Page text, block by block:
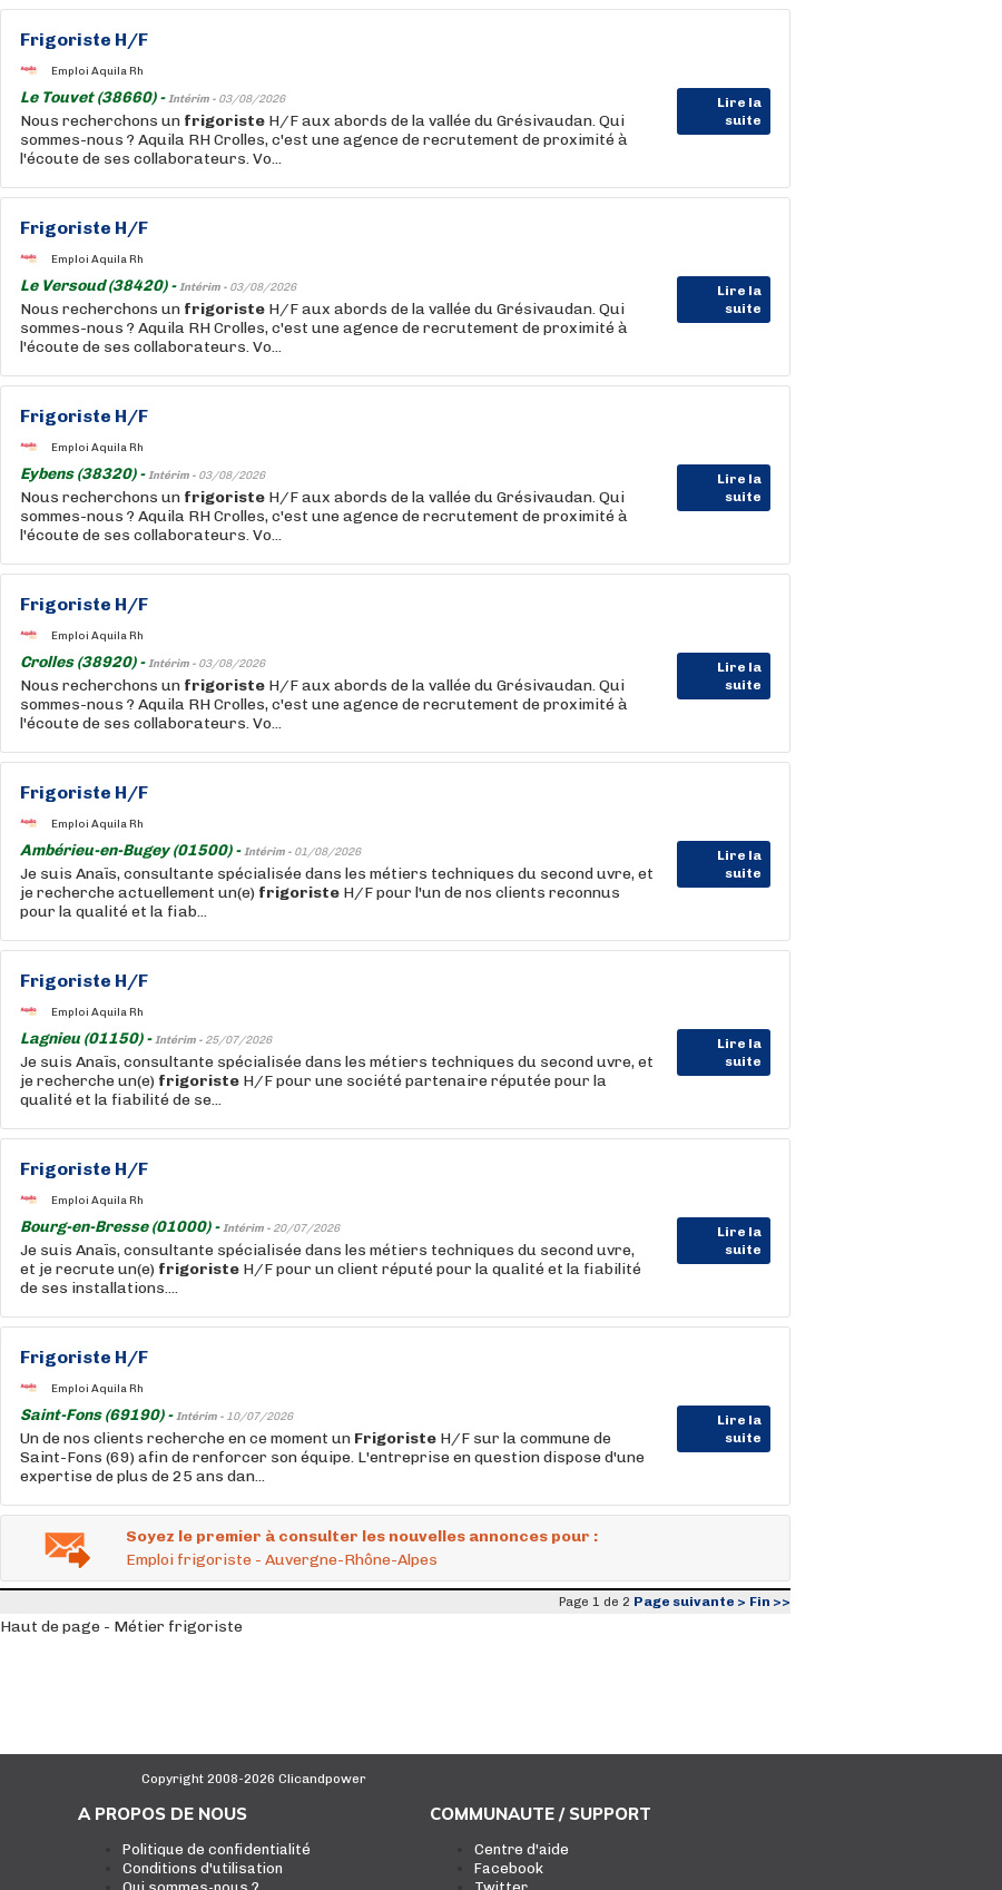
Frigoriste H/F
Emploi Aquila Rh
Le Touvet (38660) -Intérim - 03/08/2026
Lire la
suite
Nous recherchons un frigoriste H/F aux abords de la vallée du Grésivaudan. Qui
sommes-nous ? Aquila RH Crolles, c'est une agence de recrutement de proximité à
l'écoute de ses collaborateurs. Vo...
Frigoriste H/F
Emploi Aquila Rh
Le Versoud (38420) -Intérim - 03/08/2026
Lire la
suite
Nous recherchons un frigoriste H/F aux abords de la vallée du Grésivaudan. Qui
sommes-nous ? Aquila RH Crolles, c'est une agence de recrutement de proximité à
l'écoute de ses collaborateurs. Vo...
Frigoriste H/F
Emploi Aquila Rh
Eybens (38320) -Intérim - 03/08/2026
Lire la
suite
Nous recherchons un frigoriste H/F aux abords de la vallée du Grésivaudan. Qui
sommes-nous ? Aquila RH Crolles, c'est une agence de recrutement de proximité à
l'écoute de ses collaborateurs. Vo...
Frigoriste H/F
Emploi Aquila Rh
Crolles (38920) -Intérim - 03/08/2026
Lire la
suite
Nous recherchons un frigoriste H/F aux abords de la vallée du Grésivaudan. Qui
sommes-nous ? Aquila RH Crolles, c'est une agence de recrutement de proximité à
l'écoute de ses collaborateurs. Vo...
Frigoriste H/F
Emploi Aquila Rh
Ambérieu-en-Bugey (01500) -Intérim - 01/08/2026
Lire la
suite
Je suis Anaïs, consultante spécialisée dans les métiers techniques du second uvre, et
je recherche actuellement un(e) frigoriste H/F pour l'un de nos clients reconnus
pour la qualité et la fiab...
Frigoriste H/F
Emploi Aquila Rh
Lagnieu (01150) -Intérim - 25/07/2026
Lire la
suite
Je suis Anaïs, consultante spécialisée dans les métiers techniques du second uvre, et
je recherche un(e) frigoriste H/F pour une société partenaire réputée pour la
qualité et la fiabilité de se...
Frigoriste H/F
Emploi Aquila Rh
Bourg-en-Bresse (01000) -Intérim - 20/07/2026
Lire la
suite
Je suis Anaïs, consultante spécialisée dans les métiers techniques du second uvre,
et je recrute un(e) frigoriste H/F pour un client réputé pour la qualité et la fiabilité
de ses installations....
Frigoriste H/F
Emploi Aquila Rh
Saint-Fons (69190) -Intérim - 10/07/2026
Lire la
suite
Un de nos clients recherche en ce moment un Frigoriste H/F sur la commune de
Saint-Fons (69) afin de renforcer son équipe. L'entreprise en question dispose d'une
expertise de plus de 25 ans dan...
Soyez le premier à consulter les nouvelles annonces pour :
Emploi frigoriste - Auvergne-Rhône-Alpes
Page 1 de 2 Page suivante > Fin >>
Haut de page - Métier frigoriste
Copyright 2008-2026 Clicandpower
A PROPOS DE NOUS
Politique de confidentialité
Conditions d'utilisation
COMMUNAUTE / SUPPORT
Centre d'aide
Facebook